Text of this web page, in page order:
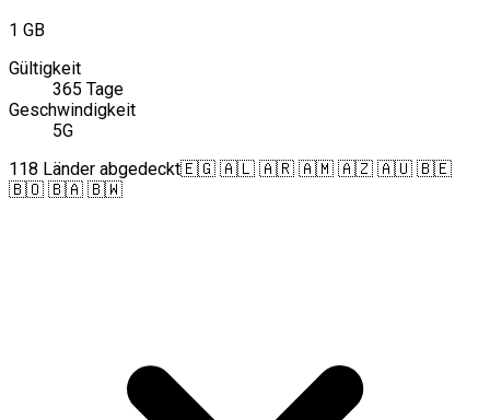
1 GB
Gültigkeit
365 Tage
Geschwindigkeit
5G
118 Länder abgedeckt🇪🇬 🇦🇱 🇦🇷 🇦🇲 🇦🇿 🇦🇺 🇧🇪
🇧🇴 🇧🇦 🇧🇼